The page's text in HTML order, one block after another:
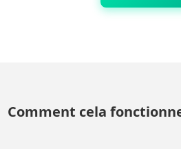
Comment cela